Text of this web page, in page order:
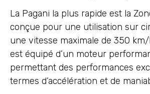
La Pagani la plus rapide est la
conçue pour une utilisation sur
une vitesse maximale de 350 km/
est équipé d’un moteur
permettant des performances
termes d’accélération et de